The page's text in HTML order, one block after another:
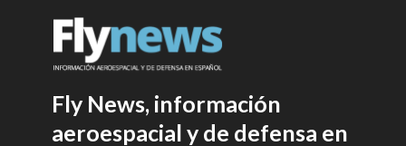
Fly News, información
aeroespacial y de defensa en